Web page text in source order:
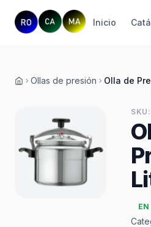
Inicio
Inicio
Ollas de presión Olla de